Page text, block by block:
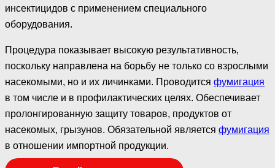
инсектицидов с применением специального
оборудования.
Процедура показывает высокую результативность,
поскольку направлена на борьбу не только со взрослыми
насекомыми, но и их личинками. Проводится фумигация
в том числе и в профилактических целях. Обеспечивает
пролонгированную защиту товаров, продуктов от
насекомых, грызунов. Обязательной является фумигация
в отношении импортной продукции.